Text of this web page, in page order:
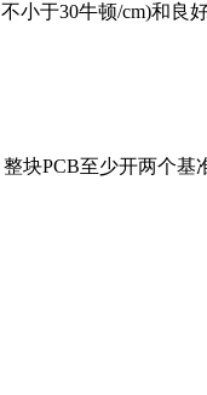
于30牛顿/cm)和良
整块PCB至少开两个